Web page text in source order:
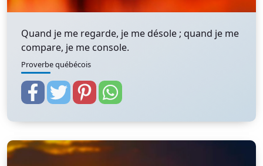
Quand je me regarde, je me désole ; quand je me
compare, je me console.
Proverbe québécois